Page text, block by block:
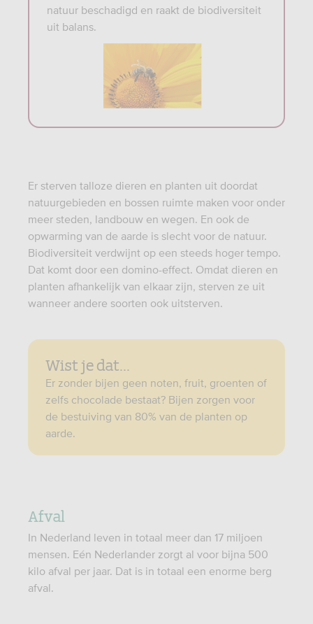
natuur beschadigd en raakt de biodiversiteit
uit balans.
Er sterven talloze dieren en planten uit doordat
natuurgebieden en bossen ruimte maken voor onder
meer steden, landbouw en wegen. En ook de
opwarming van de aarde is slecht voor de natuur.
Biodiversiteit verdwijnt op een steeds hoger tempo.
Dat komt door een domino-effect. Omdat dieren en
planten afhankelijk van elkaar zijn, sterven ze uit
wanneer andere soorten ook uitsterven.
Wist je dat...
Er zonder bijen geen noten, fruit, groenten of
zelfs chocolade bestaat? Bijen zorgen voor
de bestuiving van 80% van de planten op
aarde.
Afval
In Nederland leven in totaal meer dan 17 miljoen
mensen. Eén Nederlander zorgt al voor bijna 500
kilo afval per jaar. Dat is in totaal een enorme berg
afval.